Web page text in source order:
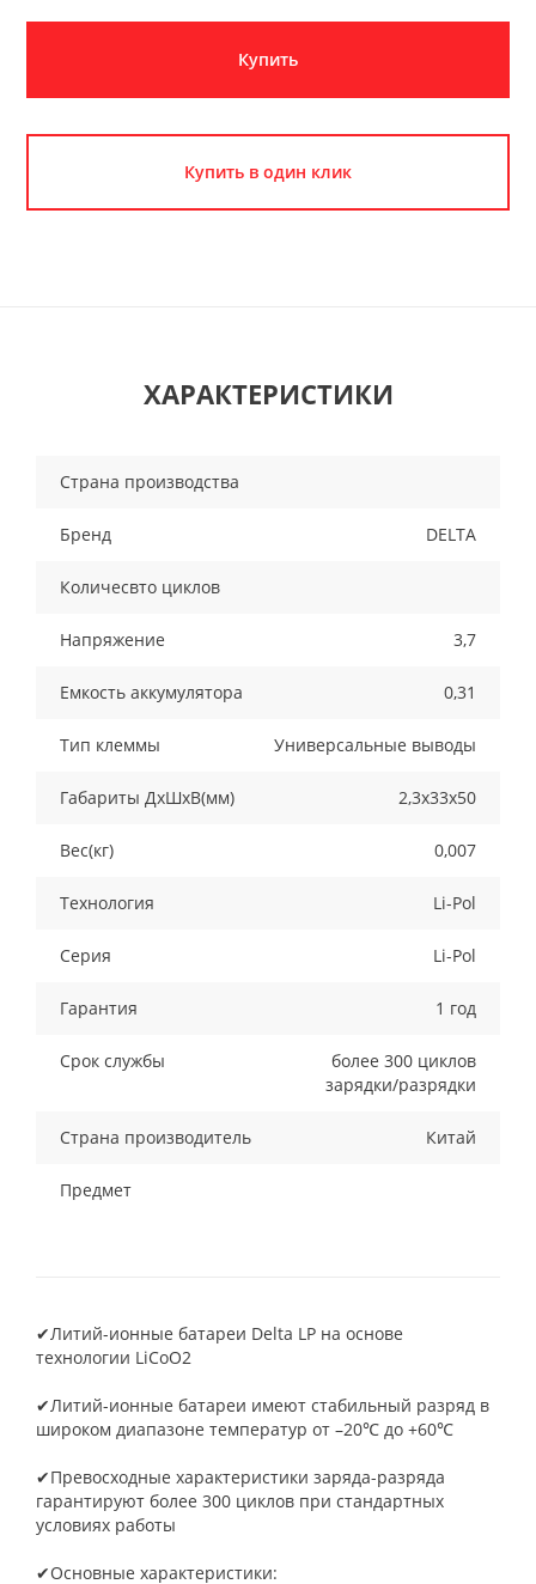
Купить
Купить в один клик
ХАРАКТЕРИСТИКИ
Страна производства
Бренд DELTA
Количесвто циклов
Напряжение 3,7
Емкость аккумулятора 0,31
Тип клеммы Универсальные выводы
Габариты ДхШхВ(мм) 2,3х33х50
Вес(кг) 0,007
Технология Li-Pol
Серия Li-Pol
Гарантия 1 год
Срок службы
более 300 циклов
зарядки/разрядки
Страна производитель Китай
Предмет
✔Литий-ионные батареи Delta LP на основе
технологии LiCoO2
✔Литий-ионные батареи имеют стабильный разряд в
широком диапазоне температур от –20℃ до +60℃
✔Превосходные характеристики заряда-разряда
гарантируют более 300 циклов при стандартных
условиях работы
✔Основные характеристики: